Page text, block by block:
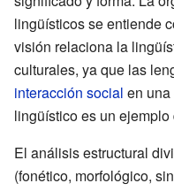
lingüísticos se entiende
visión relaciona la
culturales, ya que las
interacción social en
lingüístico es un ejemplo
El análisis estructural
(fonético, morfológico,